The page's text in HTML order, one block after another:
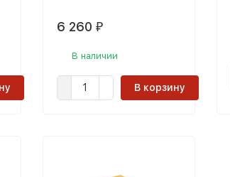
6 260 ₽
В наличии
В корзину